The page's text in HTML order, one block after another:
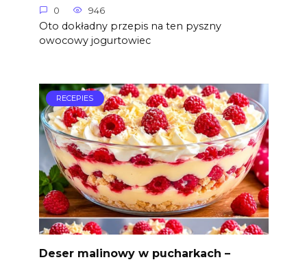
0 946
Oto dokładny przepis na ten pyszny
owocowy jogurtowiec
RECEPIES
Deser malinowy w pucharkach –